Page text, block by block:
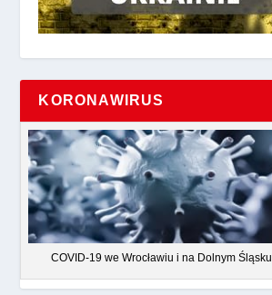
KORONAWIRUS
COVID-19 we Wrocławiu i na Dolnym Śląsku